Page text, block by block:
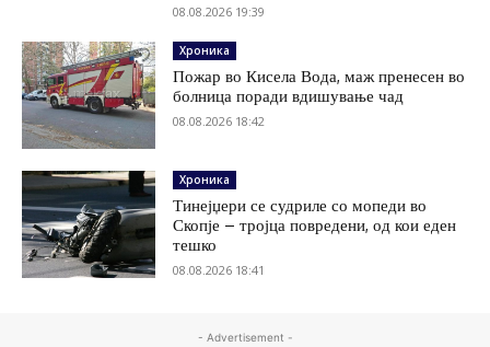
08.08.2026 19:39
Хроника
Пожар во Кисела Вода, маж пренесен во
болница поради вдишување чад
08.08.2026 18:42
Хроника
Тинејџери се судриле со мопеди во
Скопје – тројца повредени, од кои еден
тешко
08.08.2026 18:41
- Advertisement -